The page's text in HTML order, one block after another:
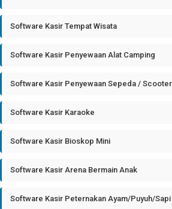
Software Kasir Tempat Wisata
Software Kasir Penyewaan Alat Camping
Software Kasir Penyewaan Sepeda /
Software Kasir Karaoke
Software Kasir Bioskop Mini
Software Kasir Arena Bermain Anak
Software Kasir Peternakan Ayam/Puyuh/Sapi